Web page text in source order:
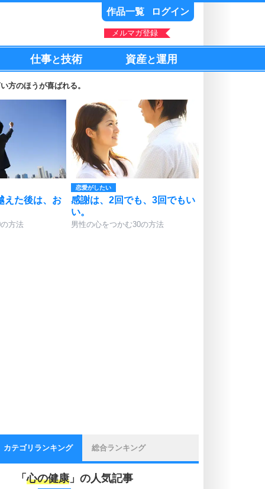
作品一覧 ログイン
メルマガ登録
仕事と技術 資産と運用
方のほうが喜ばれる。
えた後は、お
方法
恋愛がしたい
感謝は、2回でも、3回でもい
い。
男性の心をつかむ30の方法
カテゴリランキング 総合ランキング
「心の健康」の人気記事